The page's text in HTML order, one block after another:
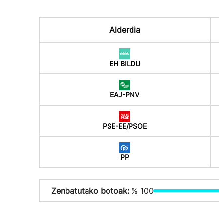
Alderdia
EH BILDU
EAJ-PNV
PSE-EE/PSOE
PP
Zenbatutako botoak: % 100